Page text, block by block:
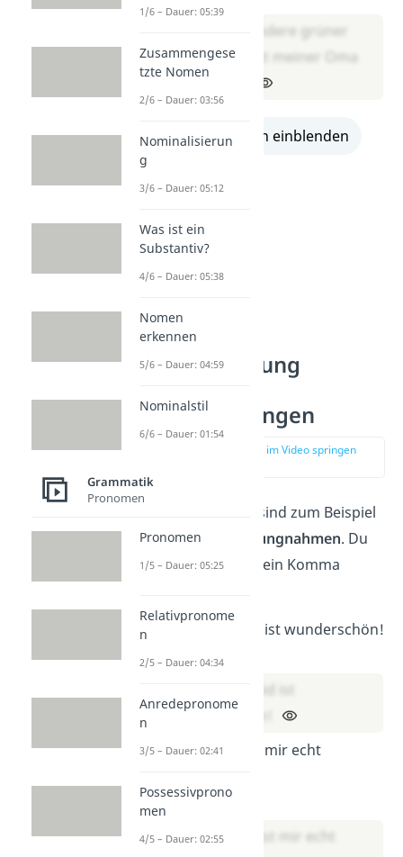
Tee, insbesondere grüner
Tee, schmeckt meiner Oma
am besten.
alle Lösungen einblenden
Kommasetzung
Hervorhebungen
zur Stelle im Video springen
Hervorhebungen sind zum Beispiel
Ausrufeund Stellungnahmen. Du
musst hierimmer
ein Komma
Wow das Kleid ist wunderschön!
Lösung:
wunderschön!
Danke du hast mir echt
Lösung:
Danke, du hast mir echt
1/6 – Dauer: 05:39
Zusammengese
tzte Nomen
2/6 – Dauer: 03:56
Nominalisierun
g
3/6 – Dauer: 05:12
Was ist ein
Substantiv?
4/6 – Dauer: 05:38
Nomen
erkennen
5/6 – Dauer: 04:59
Nominalstil
6/6 – Dauer: 01:54
Grammatik
Pronomen
Pronomen
1/5 – Dauer: 05:25
Relativpronome
n
2/5 – Dauer: 04:34
Anredepronome
n
3/5 – Dauer: 02:41
Possessivprono
men
4/5 – Dauer: 02:55